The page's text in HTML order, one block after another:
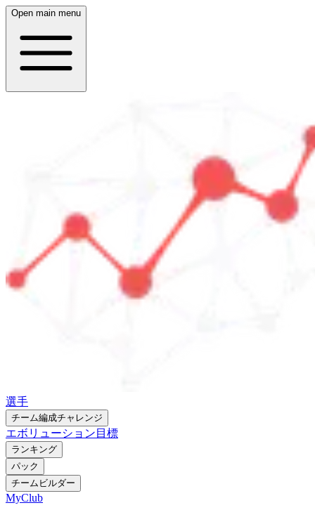
Open main menu
選手
チーム編成チャレンジ
エボリューション 目標
ランキング
パック
チームビルダー
MyClub